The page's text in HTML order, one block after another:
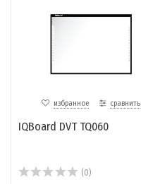
избранное сравнить
IQBoard DVT TQ060
(0)